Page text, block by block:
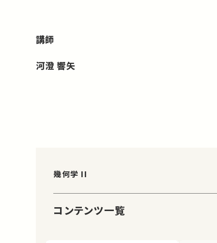
講師
河澄 響矢
幾何学 II
コンテンツ一覧